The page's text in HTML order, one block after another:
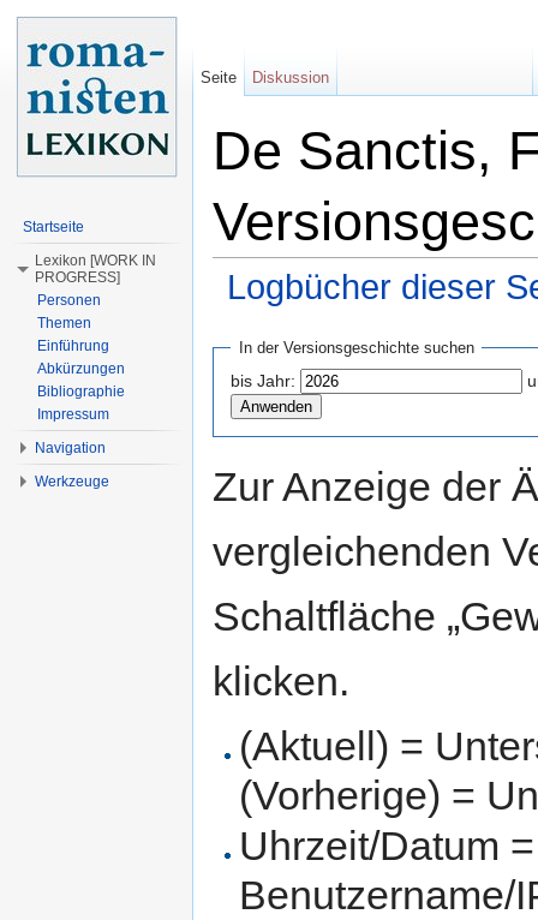
De Sanctis,
Logbücher dieser
In der Versionsgeschichte suchen
bis Jahr:
Zur Anzeige der
vergleichenden
Schaltfläche
klicken.
(Aktuell) =
(Vorherige) =
Uhrzeit/Datum
Benutzername/
Seite Diskussion
Startseite
Lexikon [WORK IN
PROGRESS]
Personen
Themen
Einführung
Abkürzungen
Bibliographie
Impressum
Navigation
Werkzeuge